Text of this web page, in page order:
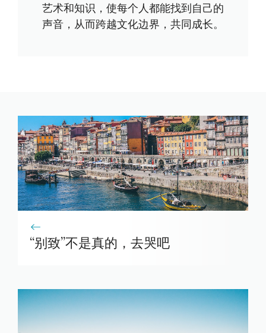
艺术和知识，使每个人都能找到自己的
声音，从而跨越文化边界，共同成长。
“别致”不是真的，去哭吧